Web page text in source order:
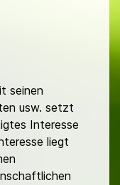
seinen
usw. setzt
Interesse
liegt